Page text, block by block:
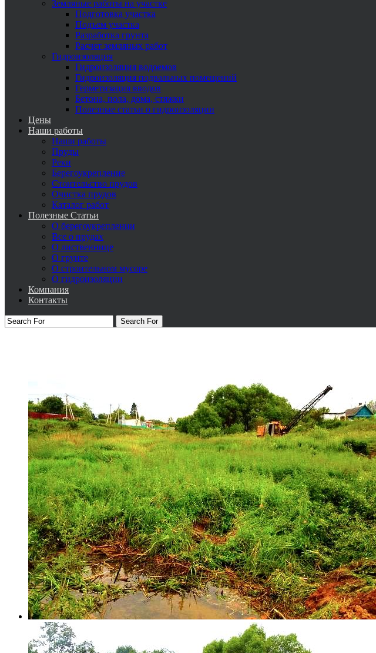
Земляные работы на участке
Подготовка участка
Подъем участка
Разработка грунта
Расчет земляных работ
Гидроизоляция
Гидроизоляция водоемов
Гидроизоляция подвальных помещений
Герметизация вводов
Бетона, пола, дома, стяжки
Полезные статьи о гидроизоляции
Цены
Наши работы
Наши работы
Пруды
Реки
Берегоукрепление
Стоительство прудов
Очистка прудов
Каталог работ
Полезные Статьи
О берегоукреплении
Все о прудах
О лиственнице
О грунте
О строительном мусоре
О гидроизоляции
Компания
Контакты
Search For